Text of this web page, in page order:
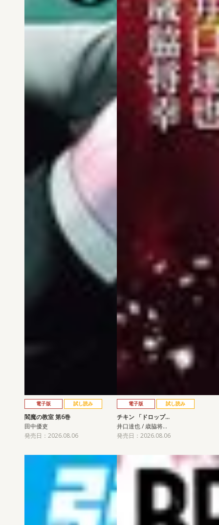
電子版 試し読み
閻魔の教室 第6巻
田中優吏
発売日：2026.08.06
電子版 試し読み
チキン 「ドロップ…
井口達也 / 歳脇将…
発売日：2026.08.06